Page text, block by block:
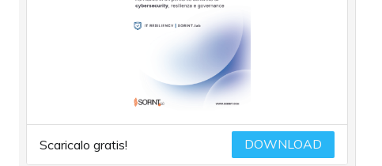
Scaricalo gratis! DOWNLOAD